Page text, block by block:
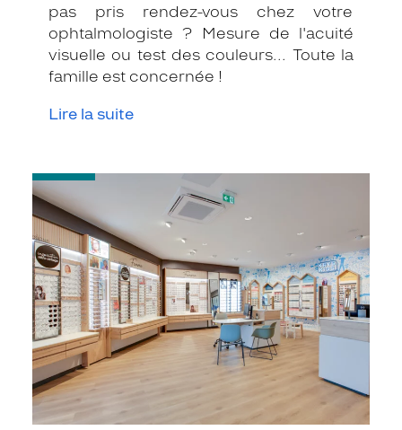
pas pris rendez-vous chez votre
ophtalmologiste ? Mesure de l'acuité
visuelle ou test des couleurs... Toute la
famille est concernée !
Lire la suite
-
1ère
visite
chez
l’opticien
:
comment
ça
se
passe
?